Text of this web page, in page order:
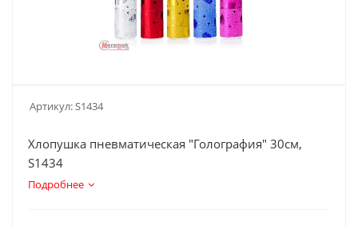
Артикул:S1434
Хлопушка пневматическая "Голография" 30см,
S1434
Подробнее